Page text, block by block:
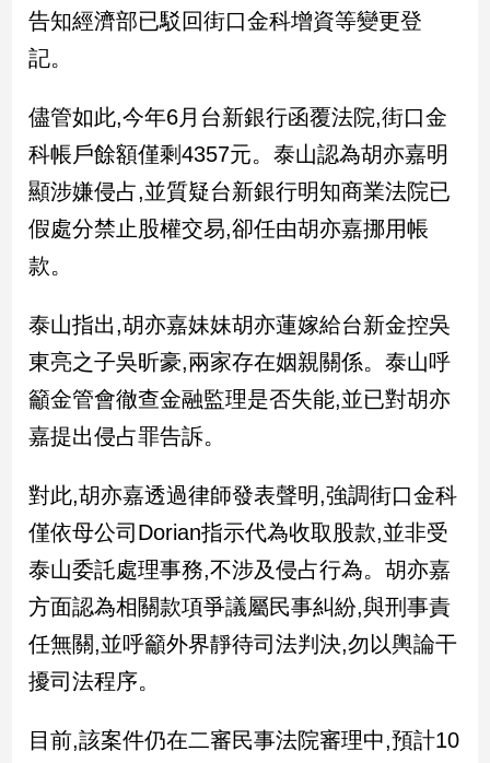
國
際
地
方
新
冠
病
專
南
台
灣
點
南
台
灣
觀
點
樂
告知經濟部已駁回街口金科增資等變更登
記。
儘管如此,今年6月台新銀行函覆法院,街口金
科帳戶餘額僅剩4357元。泰山認為胡亦嘉明
顯涉嫌侵占,並質疑台新銀行明知商業法院已
假處分禁止股權交易,卻任由胡亦嘉挪用帳
款。
泰山指出,胡亦嘉妹妹胡亦蓮嫁給台新金控吳
東亮之子吳昕豪,兩家存在姻親關係。泰山呼
籲金管會徹查金融監理是否失能,並已對胡亦
嘉提出侵占罪告訴。
對此,胡亦嘉透過律師發表聲明,強調街口金科
僅依母公司Dorian指示代為收取股款,並非受
泰山委託處理事務,不涉及侵占行為。胡亦嘉
方面認為相關款項爭議屬民事糾紛,與刑事責
任無關,並呼籲外界靜待司法判決,勿以輿論干
擾司法程序。
目前,該案件仍在二審民事法院審理中,預計10